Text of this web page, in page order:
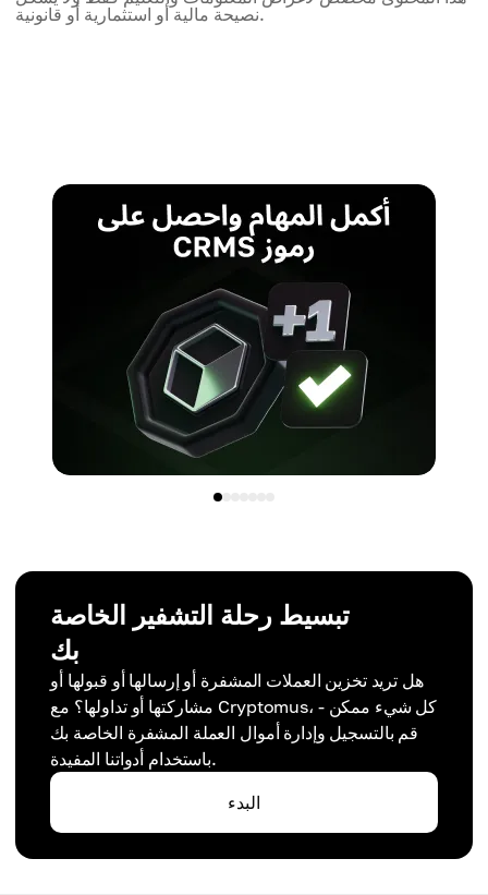
نصيحة مالية أو استثمارية أو قانونية.
تبسيط رحلة التشفير الخاصة
بك
هل تريد تخزين العملات المشفرة أو إرسالها أو قبولها أو
مشاركتها أو تداولها؟ مع Cryptomus، كل شيء ممكن -
قم بالتسجيل وإدارة أموال العملة المشفرة الخاصة بك
باستخدام أدواتنا المفيدة.
البدء